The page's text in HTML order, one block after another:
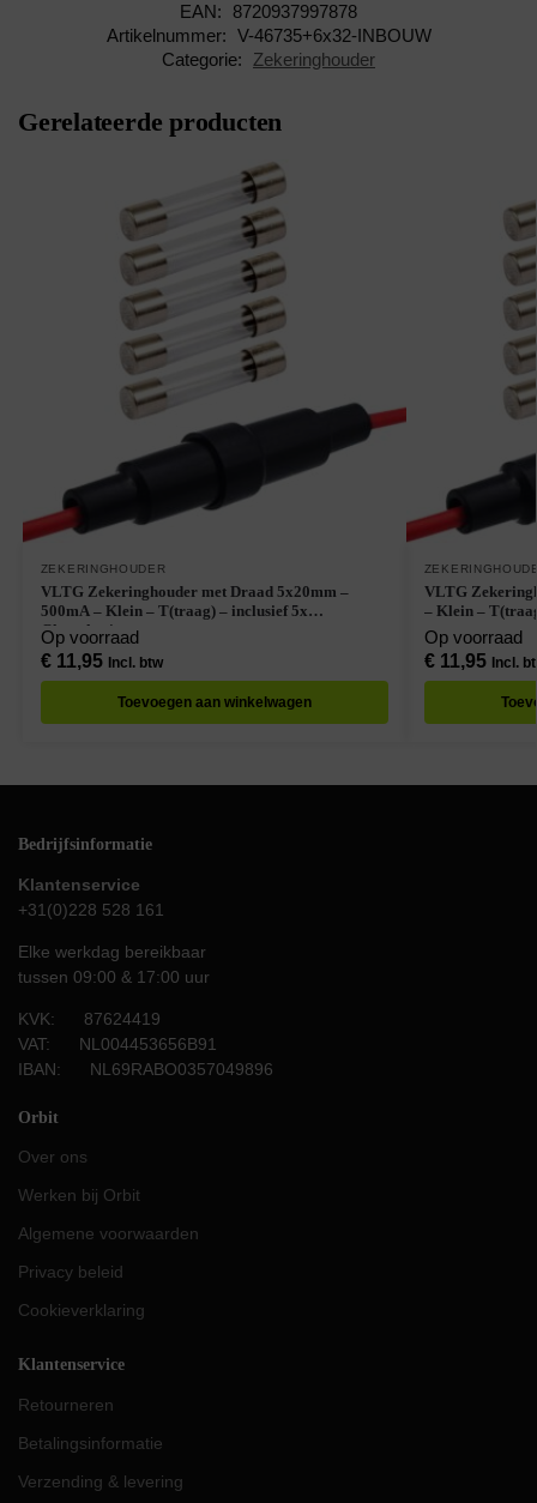
EAN:
8720937997878
Artikelnummer: V-46735+6x32-INBOUW
Categorie:
Zekeringhouder
Gerelateerde producten
ZEKERINGHOUDER
VLTG Zekeringhouder met Draad 5x20mm –
500mA – Klein – T(traag) – inclusief 5x
Glaszekeringen
Op voorraad
€11,95 Incl. btw
Toevoegen aan winkelwagen
VLTG
– Klein –
Op voorraad
€11,95 Incl.
Bedrijfsinformatie
Klantenservice
+31(0)228 528 161
Elke werkdag bereikbaar
tussen 09:00 & 17:00 uur
KVK: 87624419
VAT: NL004453656B91
IBAN: NL69RABO0357049896
Orbit
Over ons
Werken bij Orbit
Algemene voorwaarden
Privacy beleid
Cookieverklaring
Klantenservice
Retourneren
Betalingsinformatie
Verzending & levering